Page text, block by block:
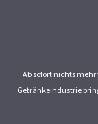
Ab sofort nichts
Getränkeindustrie